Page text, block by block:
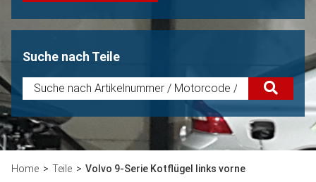
Suche nach Teile
Home Teile Volvo 9-Serie Kotflügel links vorne